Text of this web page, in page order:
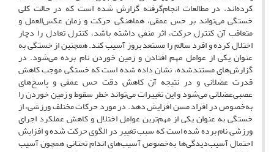
کرده‌اند. در مطالعات انجام‌گرفته گزارش شده است که در حالت کلی
خستگی می‌تواند بر حس عمقی، هماهنگی حرکت و زمان عکس‌العمل و
متعاقب آن کنترل حرکت، اثر منفی داشته باشد، کنترل تعادل را دچار
اختلال کرده و افرد سالم را مستعد بروز آسیب کند. همچنین از خستگی به
عنوان یکی از عوامل مهم افتادن و زمین خوردن نام برده می‌شود. در
گزارش‌های مستند‌شده، نشان داده شده است که خستگی موجب کاهش
قدرت عضلانی و در نتیجه آن کاهش دقت حس عمقی و پاسخ‌های
عصبی‌عضلانی می‌شود و این تغییرات می‌تواند خطر سقوط و زمین خوردن را
به‌خصوص در افراد مسن افزایش دهد. در مورد حرکات مختلف ورزشی، از
خستگی به عنوان یکی از مهم‌ترین عوامل اختلال و کاهش عملکرد اجرای
ورزشی نام برده شده است که سبب تغییر در الگوی حرکت شده و افزایش
احتمال آسیب‌دیدگی‌ها به‌خصوص آسیب‌های اندام تحتانی همچون آسیب